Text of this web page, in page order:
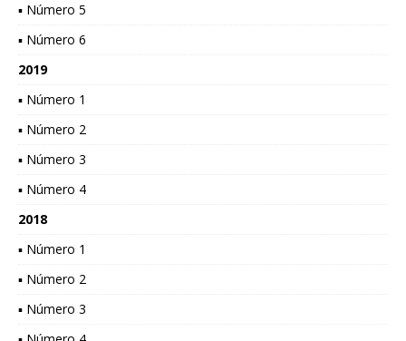
▪ Número 5
▪ Número 6
2019
▪ Número 1
▪ Número 2
▪ Número 3
▪ Número 4
2018
▪ Número 1
▪ Número 2
▪ Número 3